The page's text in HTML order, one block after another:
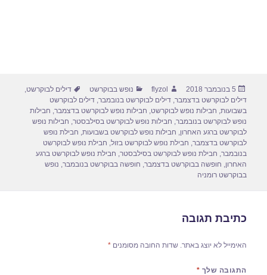
פורסם
בתאריך
5 בנובמבר 2018 מחבר
flyzol קטגוריות
נופש בבוקרשט תגיות
דילים לבוקרשט,
דילים לבוקרשט בדצמבר,דילים לבוקרשט בנובמבר,דילים לבוקרשט
בשבועות, חבילות נופש לבוקרשט, חבילות נופש לבוקרשט בדצמבר, חבילות
נופש לבוקרשט בנובמבר, חבילות נופש לבוקרשט בסילבסטר, חבילות נופש
לבוקרשט ברגע האחרון, חבילות נופש לבוקרשט בשבועות, חבילת נופש
לבוקרשט בדצמבר, חבילת נופש לבוקרשט בזול, חבילת נופש לבוקרשט
בנובמבר, חבילת נופש לבוקרשט בסילבסטר, חבילת נופש לבוקרשט ברגע
האחרון, חופשה בבוקרשט בדצמבר, חופשה בבוקרשט בנובמבר, נופש
בבוקרשט רומניה
כתיבת תגובה
האימייל לא יוצג באתר. שדות החובה מסומנים*
התגובה שלך *